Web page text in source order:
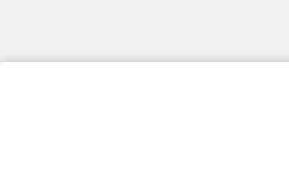
42 میلیمتر